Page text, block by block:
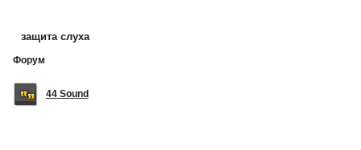
защита слуха
Форум
44 Sound